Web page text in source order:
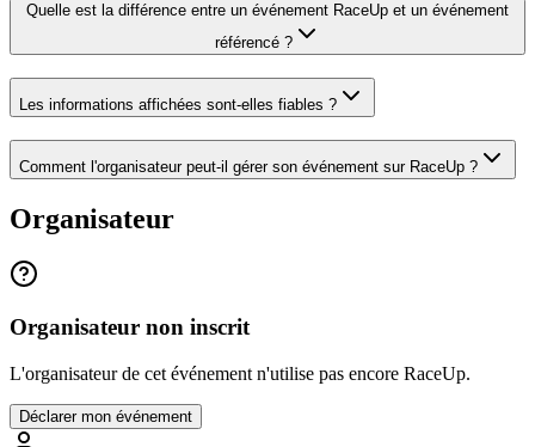
Quelle est la différence entre un événement RaceUp et un événement
référencé ?
Les informations affichées sont-elles fiables ?
Comment l'organisateur peut-il gérer son événement sur RaceUp ?
Organisateur
Organisateur non inscrit
L'organisateur de cet événement n'utilise pas encore RaceUp.
Déclarer mon événement